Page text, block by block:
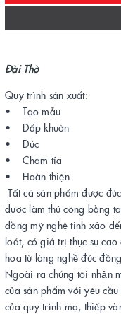
Đài Thờ
Quy trình sản xuất:
• Tạo mẫu
• Dấp khuôn
• Đúc
• Chạm tỉa
• Hoàn thiện
Tất cả sản phẩm được
được làm thủ công bằng
đồng mỹ nghệ tinh xảo
loát, có giá trị thực sự
hoa từ làng nghề đúc
Ngoài ra chúng tôi nhận
của sản phẩm với yêu
của quy trình mạ, thiếp